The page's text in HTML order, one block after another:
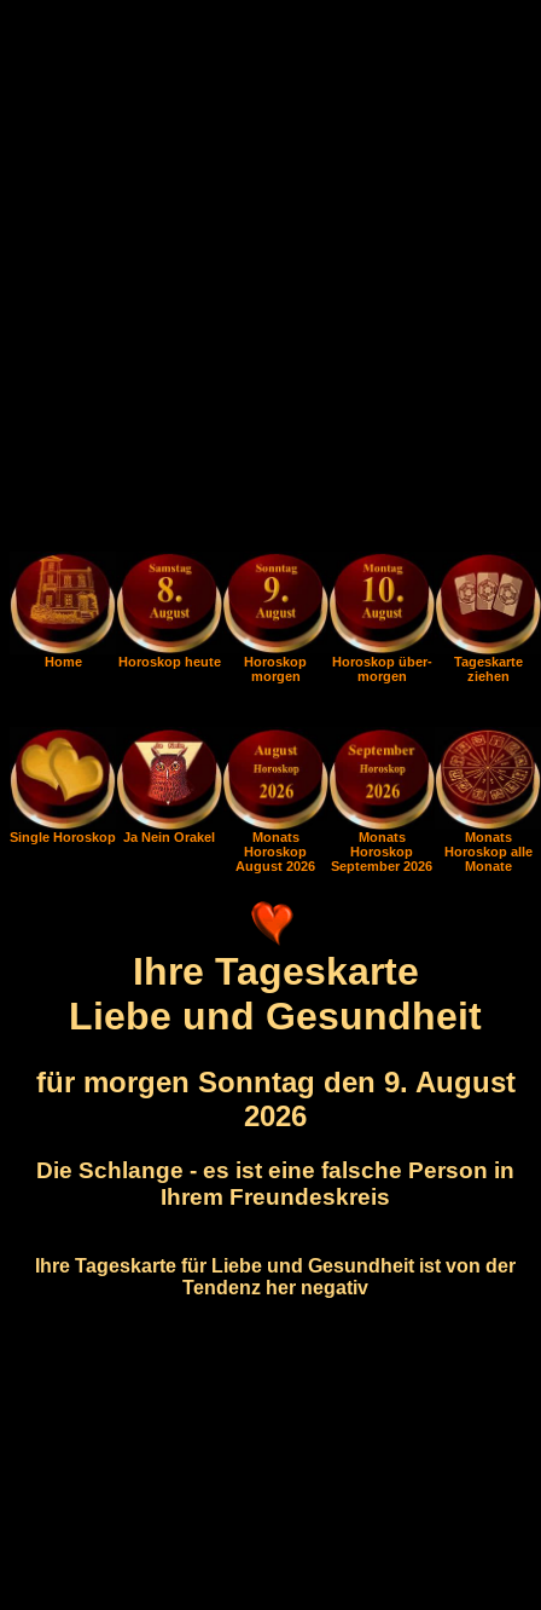
Home Horoskop heute
Horoskop
morgen
Horoskop über-
morgen
Tageskarte
ziehen
Single Horoskop Ja Nein Orakel
Monats
Horoskop
August 2026
Monats
Horoskop
September 2026
Monats
Horoskop alle
Monate
Ihre Tageskarte
Liebe und Gesundheit
für morgen Sonntag den 9. August
2026
Die Schlange - es ist eine falsche Person in
Ihrem Freundeskreis
Ihre Tageskarte für Liebe und Gesundheit ist von der
Tendenz her negativ